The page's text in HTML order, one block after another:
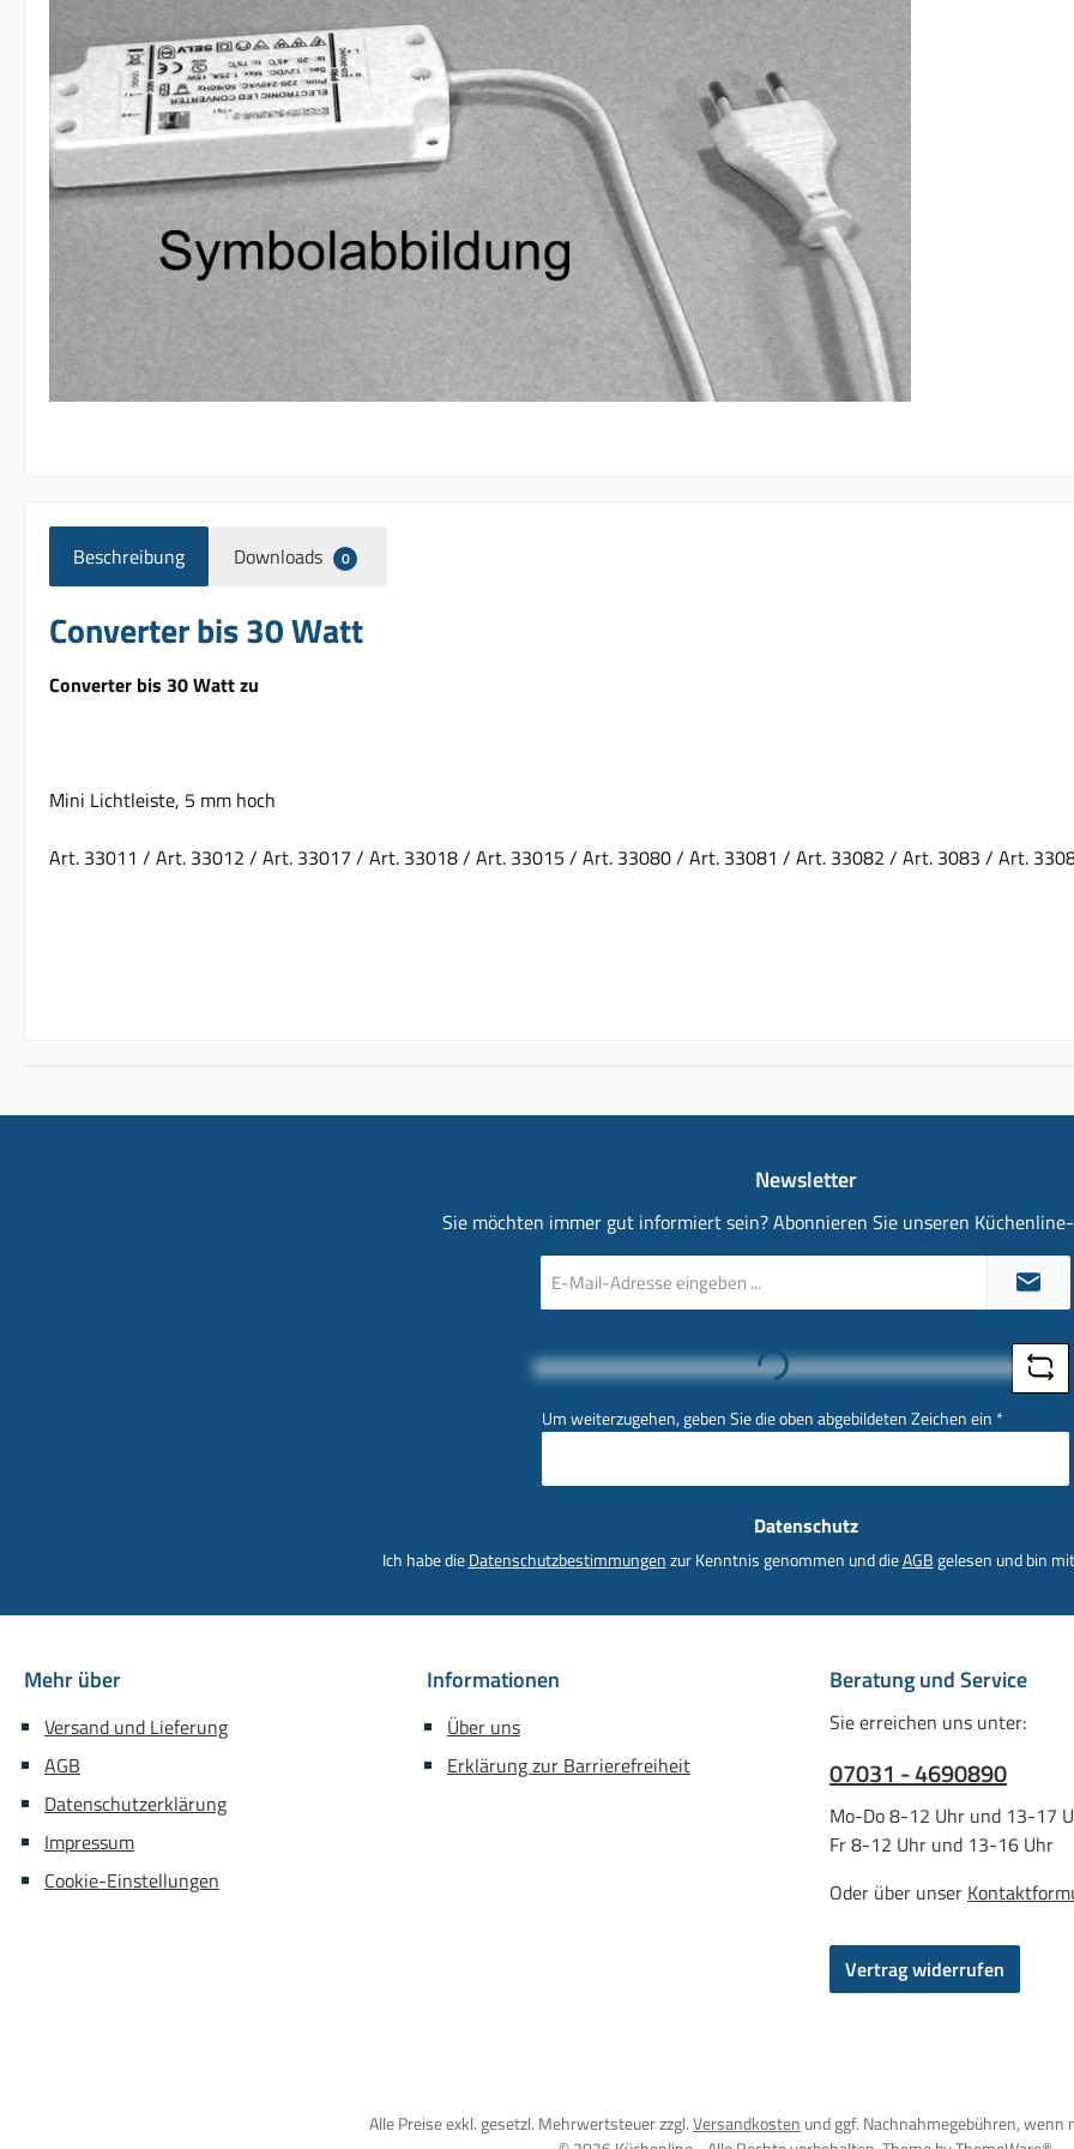
Beschreibung Downloads 0
Converter bis 30 Watt
Converter bis 30 Watt zu
Mini Lichtleiste, 5 mm hoch
Art. 33011 / Art. 33012 / Art. 33017 / Art. 33018 / Art. 33015 / Art. 33080 / Art. 33081 / Art. 33082 / Art. 3083 / Art.
Newsletter
Sie möchten immer gut informiert sein? Abonnieren Sie unseren
Mail-
Loading...
Um weiterzugehen, geben Sie die oben abgebildeten Zeichen ein *
Datenschutz
Ich habe dieDatenschutzbestimmungenzur Kenntnis genommen und dieAGBgelesen und bin
Mehr über
Versand und Lieferung
AGB
Datenschutzerklärung
Impressum
Cookie-Einstellungen
Informationen
Über uns
Erklärung zur Barrierefreiheit
Beratung und Service
Sie erreichen uns unter:
07031 - 4690890
Mo-Do 8-12 Uhr und 13-17
Fr 8-12 Uhr und 13-16 Uhr
Oder über unser
Vertrag widerrufen
Alle Preise exkl. gesetzl. Mehrwertsteuer zzgl.Versandkosten und ggf. Nachnahmegebühren, wenn